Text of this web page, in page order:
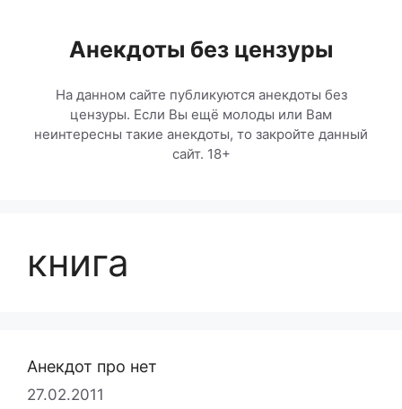
содержимомуАнекдоты без цензуры
На данном сайте публикуются анекдоты без
цензуры. Если Вы ещё молоды или Вам
неинтересны такие анекдоты, то закройте данный
сайт. 18+
книга
Анекдот про нет
27.02.2011